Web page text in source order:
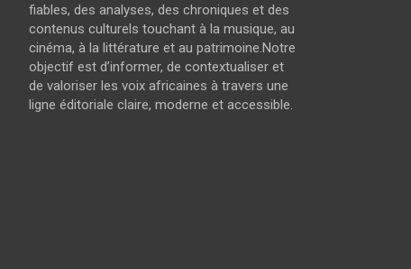
fiables, des analyses, des chroniques et des
contenus culturels touchant à la musique, au
cinéma, à la littérature et au patrimoine.Notre
objectif est d’informer, de contextualiser et
de valoriser les voix africaines à travers une
ligne éditoriale claire, moderne et accessible.